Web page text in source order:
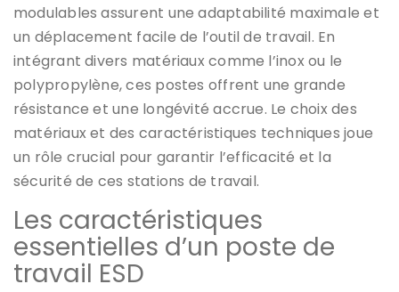
modulables assurent une adaptabilité maximale et
un déplacement facile de l’outil de travail. En
intégrant divers matériaux comme l’inox ou le
polypropylène, ces postes offrent une grande
résistance et une longévité accrue. Le choix des
matériaux et des caractéristiques techniques joue
un rôle crucial pour garantir l’efficacité et la
sécurité de ces stations de travail.
Les caractéristiques
essentielles d’un poste de
travail ESD